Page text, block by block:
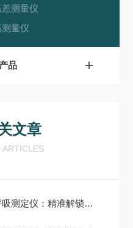
测量仪
量仪
品
文章
ARTICLES
仪：精准解锁土壤生命活力的关键密码